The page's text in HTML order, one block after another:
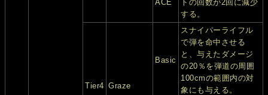
ACE
トの回数が2回に減少
する。
Tier4 Graze
Basic
スナイパーライフル
で弾を命中させる
と、与えたダメージ
の20％を弾道の周囲
100cmの範囲内の対
象にも与える。